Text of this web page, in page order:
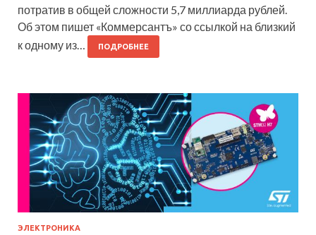
потратив в общей сложности 5,7 миллиарда рублей.
Об этом пишет «Коммерсантъ» со ссылкой на близкий
к одному из…
ПОДРОБНЕЕ
ЭЛЕКТРОНИКА